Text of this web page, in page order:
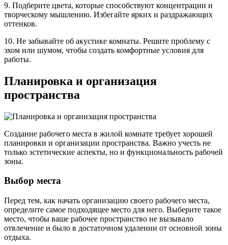
9. Подберите цвета, которые способствуют концентрации и
творческому мышлению. Избегайте ярких и раздражающих
оттенков.
10. Не забывайте об акустике комнаты. Решите проблему с
эхом или шумом, чтобы создать комфортные условия для
работы.
Планировка и организация
пространства
Создание рабочего места в жилой комнате требует хорошей
планировки и организации пространства. Важно учесть не
только эстетические аспекты, но и функциональность рабочей
зоны.
Выбор места
Перед тем, как начать организацию своего рабочего места,
определите самое подходящее место для него. Выберите такое
место, чтобы ваше рабочее пространство не вызывало
отвлечение и было в достаточном удалении от основной зоны
отдыха.